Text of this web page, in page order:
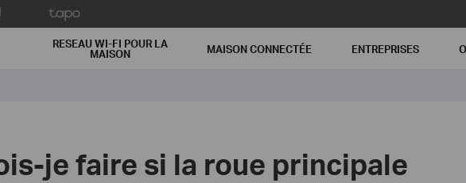
RESEAU WI-FI POUR LA
MAISON MAISON CONNECTÉE ENTREPRISES
je faire si la roue principale